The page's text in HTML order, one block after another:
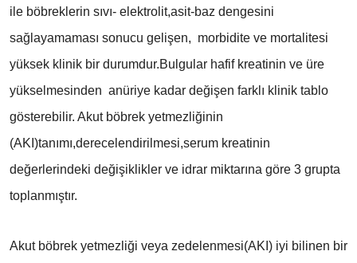
ile böbreklerin sıvı- elektrolit,asit-baz dengesini
sağlayamaması sonucu gelişen, morbidite ve mortalitesi
yüksek klinik bir durumdur.Bulgular hafif kreatinin ve üre
yükselmesinden anüriye kadar değişen farklı klinik tablo
gösterebilir. Akut böbrek yetmezliğinin
(AKI)tanımı,derecelendirilmesi,serum kreatinin
değerlerindeki değişiklikler ve idrar miktarına göre 3 grupta
toplanmıştır.
Akut böbrek yetmezliği veya zedelenmesi(AKI) iyi bilinen bir